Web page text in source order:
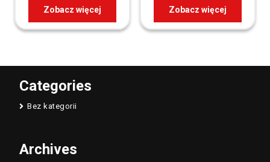
Zobacz więcej Zobacz więcej
Categories
Bez kategorii
Archives